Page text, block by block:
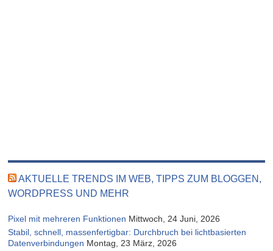
AKTUELLE TRENDS IM WEB, TIPPS ZUM BLOGGEN,
WORDPRESS UND MEHR
Pixel mit mehreren Funktionen Mittwoch, 24 Juni, 2026
Stabil, schnell, massenfertigbar: Durchbruch bei lichtbasierten
Datenverbindungen Montag, 23 März, 2026